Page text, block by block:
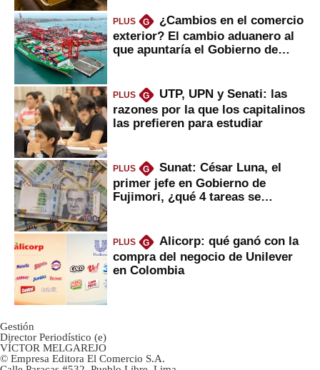
PLUS G
¿Cambios en el comercio
exterior? El cambio aduanero al
que apuntaría el Gobierno de
PLUS G
UTP, UPN y Senati: las
razones por la que los capitalinos
las prefieren para estudiar
PLUS G
Sunat: César Luna, el
primer jefe en Gobierno de
Fujimori, ¿qué 4 tareas se
PLUS G
Alicorp: qué ganó con la
compra del negocio de Unilever
en Colombia
Gestión
Director Periodístico (e)
VÍCTOR MELGAREJO
© Empresa Editora El Comercio S.A.